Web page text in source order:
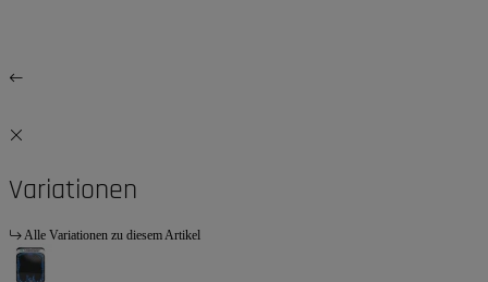
Variationen
Alle Variationen zu diesem Artikel